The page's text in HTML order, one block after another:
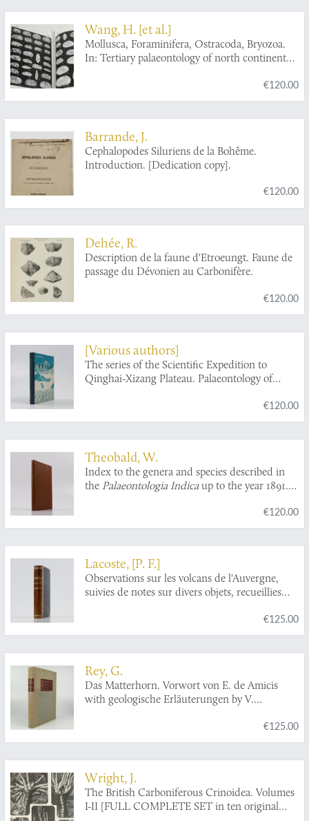
Wang, H. [et al.]
Mollusca, Foraminifera, Ostracoda, Bryozoa.
In: Tertiary palaeontology of north continental
€120.00
Barrande, J.
Cephalopodes Siluriens de la Bohême.
Introduction. [Dedication copy].
€120.00
Dehée, R.
Description de la faune d'Etroeungt. Faune de
passage du Dévonien au Carbonifère.
€120.00
[Various authors]
The series of the Scientific Expedition to
Qinghai-Xizang Plateau. Palaeontology of
€120.00
Theobald, W.
Index to the genera and species described in
the Palaeontologia Indica up to the year 1891.
€120.00
Lacoste, [P. F.]
Observations sur les volcans de l'Auvergne,
suivies de notes sur divers objets, recueillies
€125.00
Rey, G.
Das Matterhorn. Vorwort von E. de Amicis
with geologische Erläuterungen by V.
€125.00
Wright, J.
The British Carboniferous Crinoidea. Volumes
I-II [FULL COMPLETE SET in ten original